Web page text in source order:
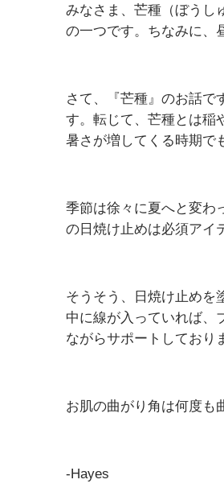
みなさま、芒種（ぼうし
の一つです。ちなみに、
さて、『芒種』のお話で
す。転じて、芒種とは稲
暑さが増してくる時期で
季節は徐々に夏へと変わ
の日焼け止めは必須アイ
そうそう、日焼け止めを
中に線が入っていれば、
ながらサポートしており
お肌の曲がり角は何度も
-Hayes